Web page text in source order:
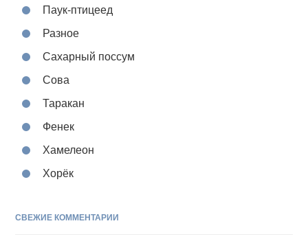
Паук-птицеед
Разное
Сахарный поссум
Сова
Таракан
Фенек
Хамелеон
Хорёк
СВЕЖИЕ КОММЕНТАРИИ